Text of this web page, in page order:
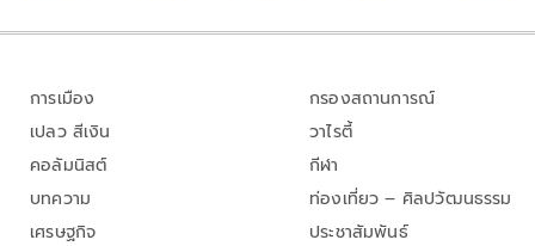
การเมือง
เปลว สีเงิน
คอลัมนิสต์
บทความ
เศรษฐกิจ
กรองสถานการณ์
วาไรตี้
กีฬา
ท่องเที่ยว – ศิลปวัฒนธรรม
ประชาสัมพันธ์